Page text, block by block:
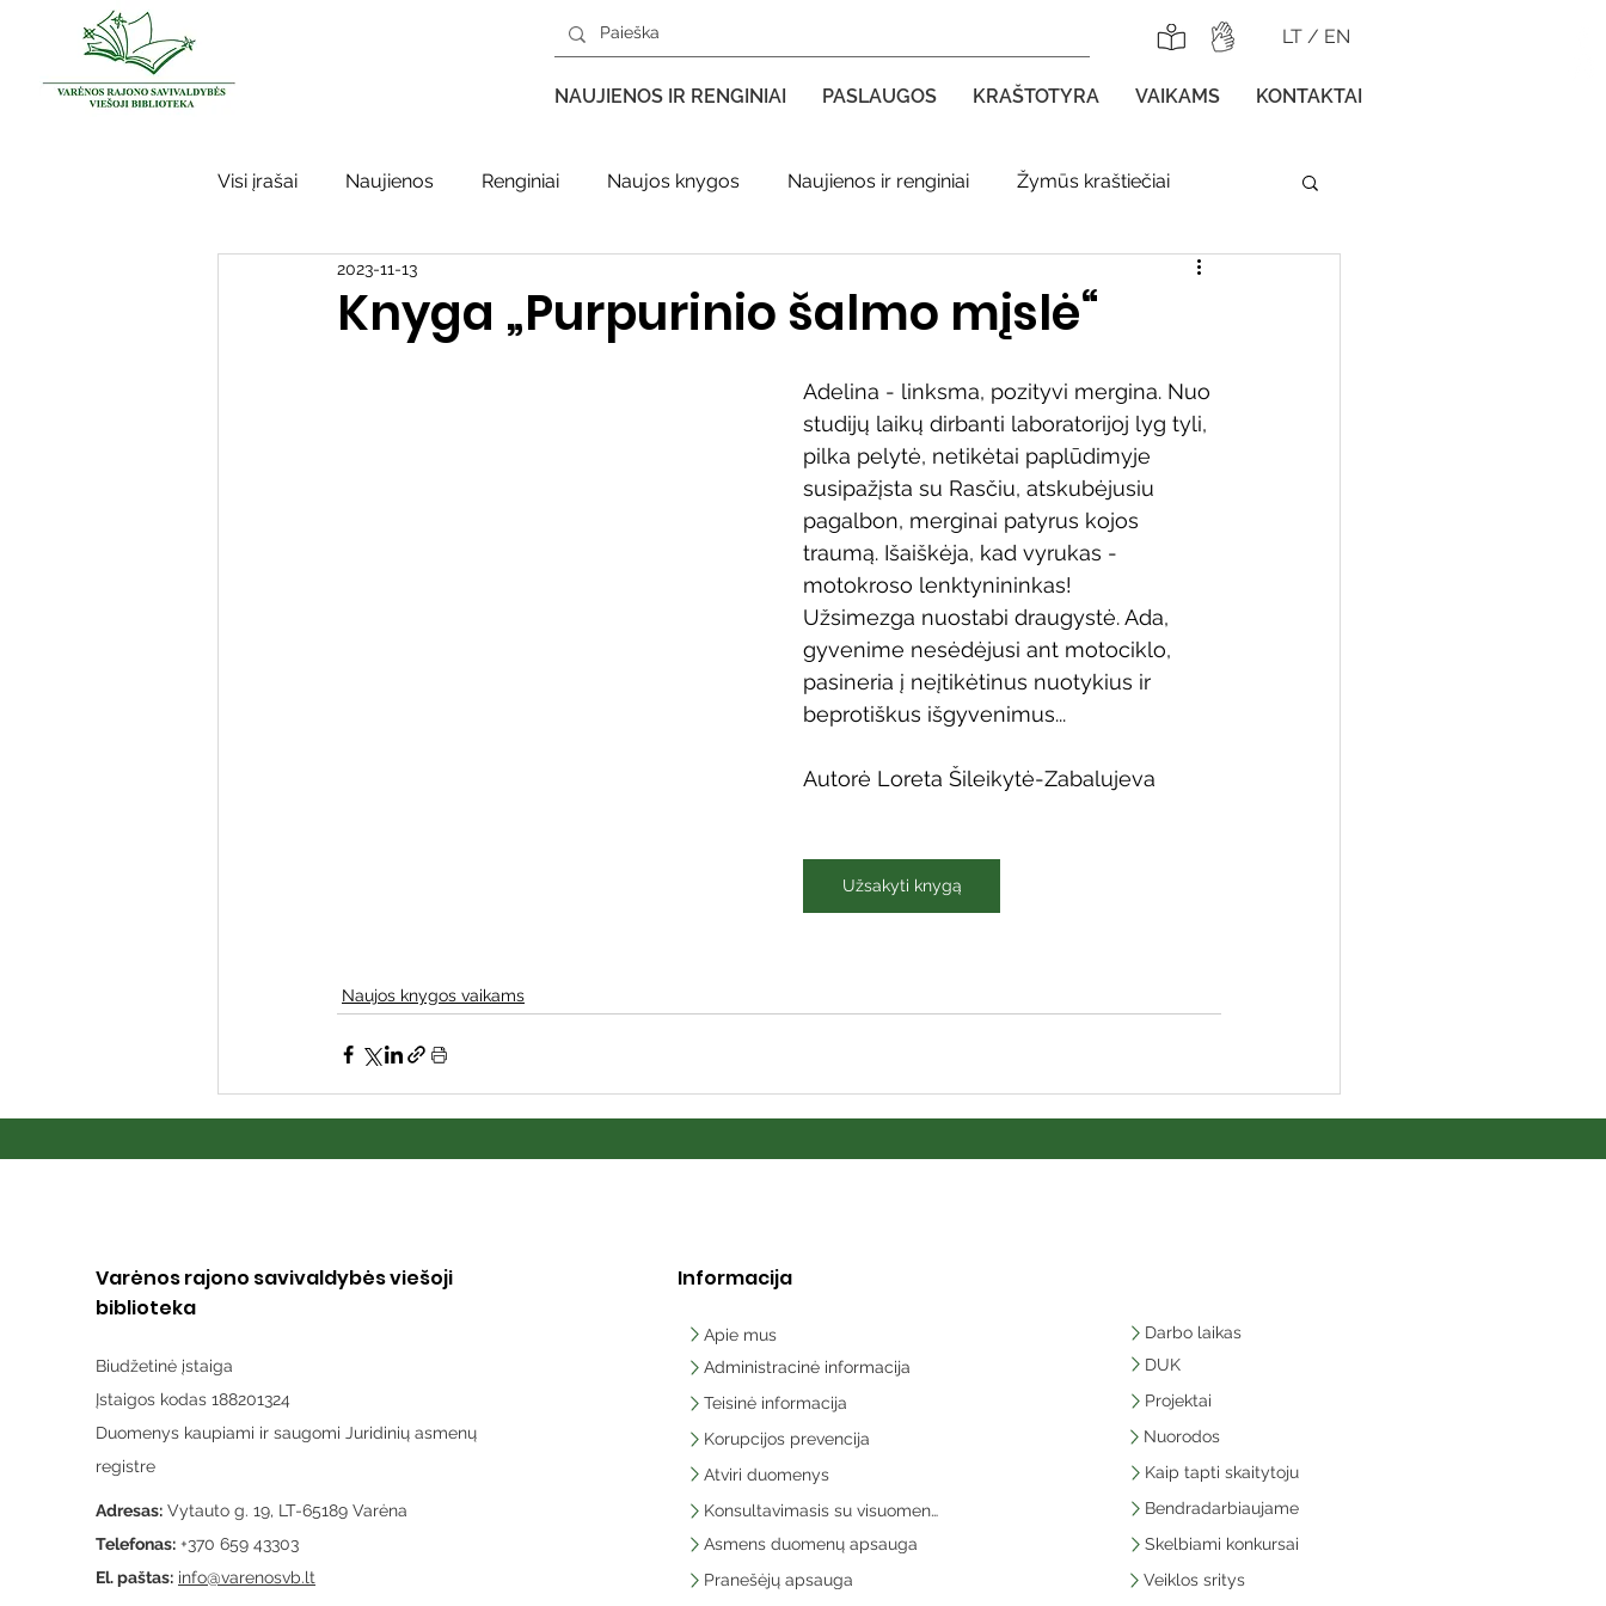
LT / EN
NAUJIENOS IR RENGINIAI PASLAUGOS KRAŠTOTYRA VAIKAMS KONTAKTAI
Visi įrašai Naujienos Renginiai Naujos knygos Naujienos ir renginiai Žymūs kraštiečiai
Kraštotyros darbai Kilnojamos parodos
Literatų klubo veikla Naujos knygos vaikams
Kaimo bibliotekų renginiai
Žymios datos Mobilioji biblioteka
Knyga „Purpurinio šalmo mįslė“
2023-11-13
Adelina - linksma, pozityvi mergina. Nuo
studijų laikų dirbanti laboratorijoj lyg tyli,
pilka pelytė, netikėtai paplūdimyje
susipažįsta su Rasčiu, atskubėjusiu
pagalbon, merginai patyrus kojos
traumą. Išaiškėja, kad vyrukas -
motokroso lenktynininkas!
Užsimezga nuostabi draugystė. Ada,
gyvenime nesėdėjusi ant motociklo,
pasineria į neįtikėtinus nuotykius ir
beprotiškus išgyvenimus...
Autorė Loreta Šileikytė-Zabalujeva
Užsakyti knygą
Naujos knygos vaikams
Varėnos rajono savivaldybės viešoji
biblioteka
Biudžetinė įstaiga
Įstaigos kodas 188201324
Duomenys kaupiami ir saugomi Juridinių asmenų
registre
Adresas: Vytauto g. 19, LT-65189 Varėna
Telefonas: +370 659 43303
El. paštas: info@varenosvb.lt
Informacija
Apie mus
Administracinė informacija
Teisinė informacija
Korupcijos prevencija
Atviri duomenys
Konsultavimasis su visuomene
Asmens duomenų apsauga
Pranešėjų apsauga
Darbo laikas
DUK
Projektai
Nuorodos
Kaip tapti skaitytoju
Bendradarbiaujame
Skelbiami konkursai
Veiklos sritys